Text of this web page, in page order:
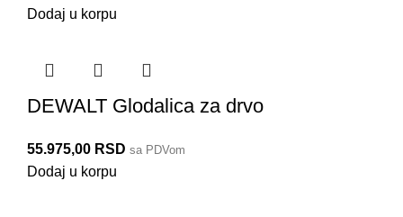
Dodaj u korpu
DEWALT Glodalica za drvo
55.975,00 RSD sa PDVom
Dodaj u korpu